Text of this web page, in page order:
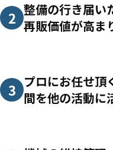
2 整備の行き届い
再販価値が高ま
3 プロにお任せ頂
間を他の活動に